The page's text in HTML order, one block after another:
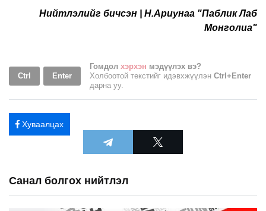
Нийтлэлийг бичсэн | Н.Ариунаа "Паблик Лаб
Монголиа"
Ctrl Enter
Гомдол хэрхэн мэдүүлэх вэ?
Холбоотой текстийг идэвхжүүлэн Ctrl+Enter
дарна уу.
Хуваалцах
Санал болгох нийтлэл